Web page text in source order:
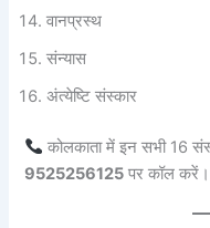
वानप्रस्थ
संन्यास
अंत्येष्टि संस्कार
कोलकाता में इन सभी 16
9525256125 पर कॉल करें।